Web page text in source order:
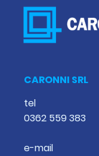
CARONNI SRL
tel
0362 559 383
e-mail